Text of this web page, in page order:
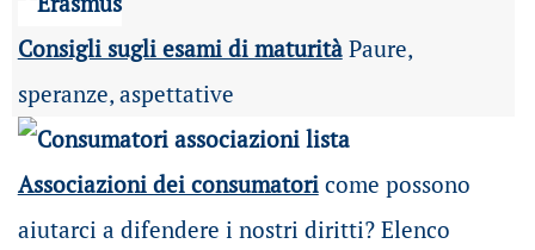
Consigli sugli esami di maturità Paure,
speranze, aspettative
Associazioni dei consumatoricome possono
aiutarci a difendere i nostri diritti? Elenco